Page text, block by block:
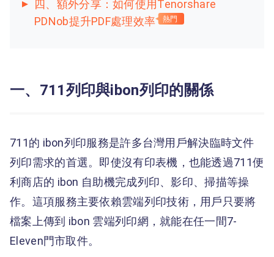
四、額外分享：如何使用Tenorshare
PDNob提升PDF處理效率
熱門
一、711列印與ibon列印的關係
711的 ibon列印服務是許多台灣用戶解決臨時文件
列印需求的首選。即使沒有印表機，也能透過711便
利商店的 ibon 自助機完成列印、影印、掃描等操
作。這項服務主要依賴雲端列印技術，用戶只要將
檔案上傳到 ibon 雲端列印網，就能在任一間7-
Eleven門市取件。